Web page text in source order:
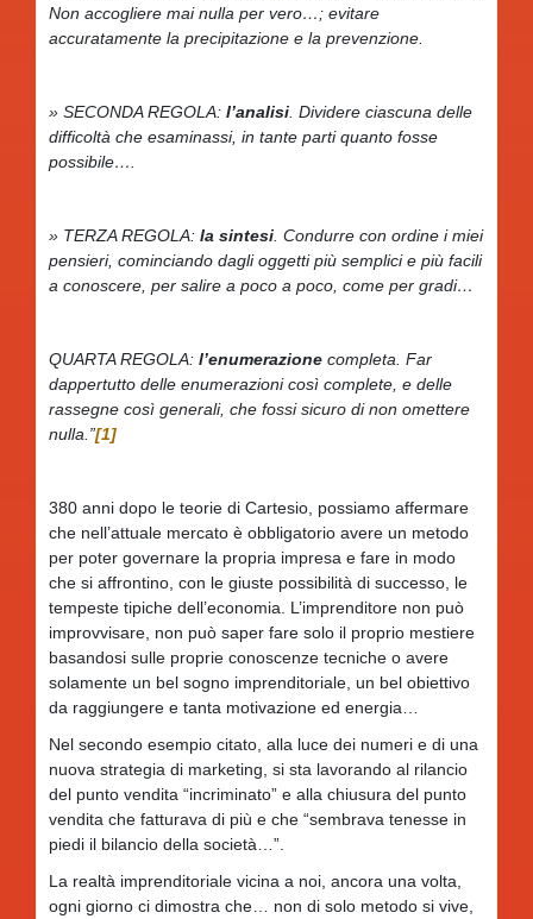
Non accogliere mai nulla per vero…; evitare
accuratamente la precipitazione e la prevenzione.
» SECONDA REGOLA: l’analisi . Dividere ciascuna delle
difficoltà che esaminassi, in tante parti quanto fosse
possibile….
» TERZA REGOLA: la sintesi . Condurre con ordine i miei
pensieri, cominciando dagli oggetti più semplici e più facili
a conoscere, per salire a poco a poco, come per gradi…
QUARTA REGOLA: l’enumerazione completa. Far
dappertutto delle enumerazioni così complete, e delle
rassegne così generali, che fossi sicuro di non omettere
nulla.”[1]
380 anni dopo le teorie di Cartesio, possiamo affermare
che nell’attuale mercato è obbligatorio avere un metodo
per poter governare la propria impresa e fare in modo
che si affrontino, con le giuste possibilità di successo, le
tempeste tipiche dell’economia. L’imprenditore non può
improvvisare, non può saper fare solo il proprio mestiere
basandosi sulle proprie conoscenze tecniche o avere
solamente un bel sogno imprenditoriale, un bel obiettivo
da raggiungere e tanta motivazione ed energia…
Nel secondo esempio citato, alla luce dei numeri e di una
nuova strategia di marketing, si sta lavorando al rilancio
del punto vendita “incriminato” e alla chiusura del punto
vendita che fatturava di più e che “sembrava tenesse in
piedi il bilancio della società…”.
La realtà imprenditoriale vicina a noi, ancora una volta,
ogni giorno ci dimostra che… non di solo metodo si vive,